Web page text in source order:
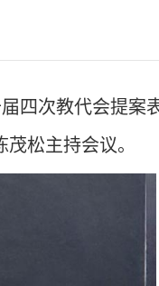
四次教代会提案
松主持会议。